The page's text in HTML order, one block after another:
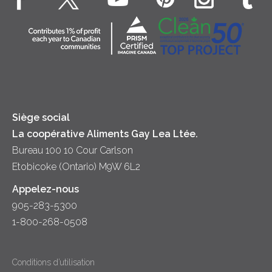
Véritable crème fouettée
Crème sure
Contactez-nous
Location
Siège social
La coopérative Aliments Gay Lea Ltée.
Bureau 100 10 Cour Carlson
Etobicoke (Ontario) M9W 6L2
Appelez-nous
905-283-5300
1-800-268-0508
Conditions d’utilisation